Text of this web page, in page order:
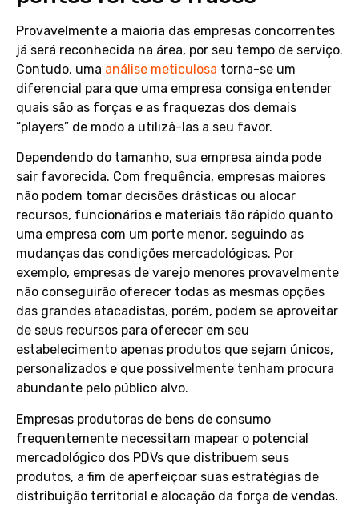
Provavelmente a maioria das empresas concorrentes
já será reconhecida na área, por seu tempo de serviço.
Contudo, uma análise meticulosa torna-se um
diferencial para que uma empresa consiga entender
quais são as forças e as fraquezas dos demais
“players” de modo a utilizá-las a seu favor.
Dependendo do tamanho, sua empresa ainda pode
sair favorecida. Com frequência, empresas maiores
não podem tomar decisões drásticas ou alocar
recursos, funcionários e materiais tão rápido quanto
uma empresa com um porte menor, seguindo as
mudanças das condições mercadológicas. Por
exemplo, empresas de varejo menores provavelmente
não conseguirão oferecer todas as mesmas opções
das grandes atacadistas, porém, podem se aproveitar
de seus recursos para oferecer em seu
estabelecimento apenas produtos que sejam únicos,
personalizados e que possivelmente tenham procura
abundante pelo público alvo.
Empresas produtoras de bens de consumo
frequentemente necessitam mapear o potencial
mercadológico dos PDVs que distribuem seus
produtos, a fim de aperfeiçoar suas estratégias de
distribuição territorial e alocação da força de vendas.